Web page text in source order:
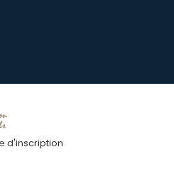
d'inscription